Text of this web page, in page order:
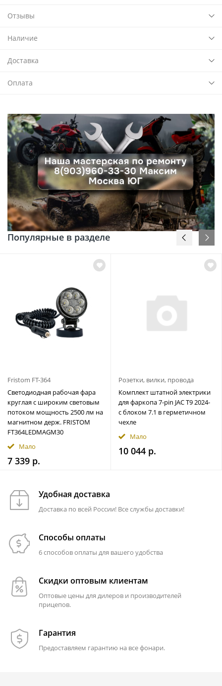
Отзывы
Наличие
Доставка
Оплата
Популярные в разделе
Fristom FT-364
Светодиодная рабочая фара
круглая с широким световым
потоком мощность 2500 лм на
магнитном держ. FRISTOM
FT364LEDMAGM30
Мало
7 339 р.
Розетки, вилки, провода
Комплект штатной электрики
для фаркопа 7-pin JAC T9 2024-
с блоком 7.1 в герметичном
чехле
Мало
10 044 р.
Удобная доставка
Доставка по всей России! Все службы доставки!
Способы оплаты
6 способов оплаты для вашего удобства
Скидки оптовым клиентам
Оптовые цены для дилеров и производителей
прицепов.
Гарантия
Предоставляем гарантию на все фонари.